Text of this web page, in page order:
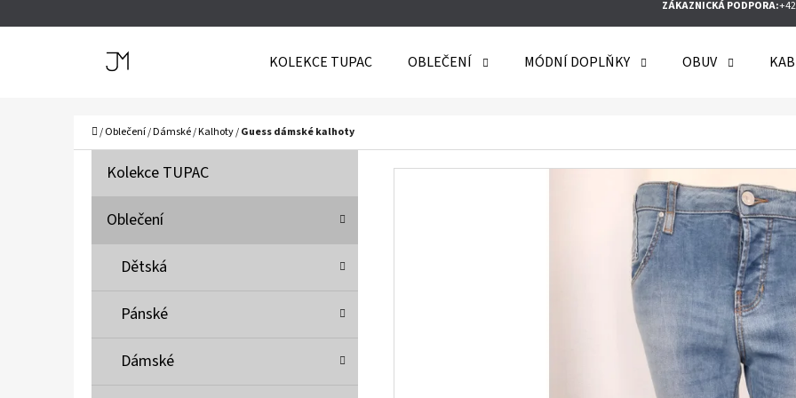
ZÁKAZNICKÁ PODPORA:
KOLEKCE TUPAC OBLEČENÍ MÓDNÍ DOPLŇKY OBUV
Domů
/Oblečení/Dámské/Kalhoty/Guess dámské kalhoty
Přeskočit
K Kolekce TUPAC
Oblečení
Dětská
Pánské
Dámské
HLEDAT